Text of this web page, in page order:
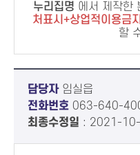
누리집명 에서 제작한
처표시+상업적이용금
할
담당자임실읍
전화번호 063-640-
최종수정일 : 2021-